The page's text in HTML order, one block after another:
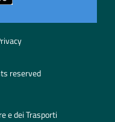
reserved
e dei Trasporti